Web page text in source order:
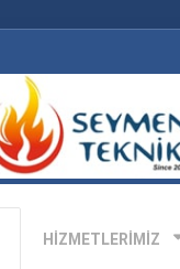
HİZMETLERİMİZ